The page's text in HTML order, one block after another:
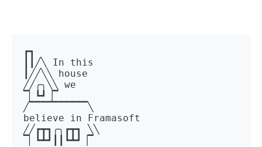
┏┓
┃┃╱╲ In this
┃╱╱╲╲ house
╱╱╭╮╲╲ we
▔▏┗┛▕▔
╱▔▔▔▔▔▔▔▔▔▔╲
believe in Framasoft
╱╱┏┳┓╭╮┏┳┓ ╲╲
▔▏┗┻┛┃┃┗┻┛▕▔